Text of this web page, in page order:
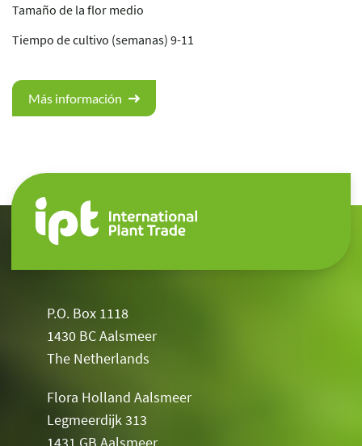
Tamaño de la flor medio
Tiempo de cultivo (semanas) 9-11
Más información
P.O. Box 1118
1430 BC Aalsmeer
The Netherlands
Flora Holland Aalsmeer
Legmeerdijk 313